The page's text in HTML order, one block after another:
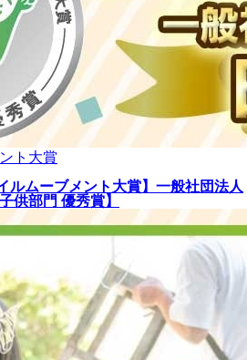
ト大賞
ルムーブメント大賞】一般社団法人
供部門 優秀賞】